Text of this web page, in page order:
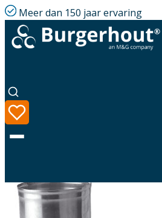
Meer dan 150 jaar ervaring
Taal
Fireplace